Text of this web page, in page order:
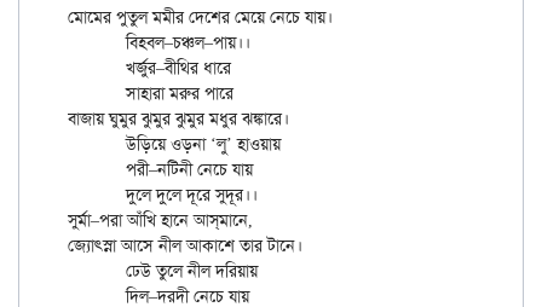
মোমের পুতুল মমীর দেশের মেয়ে নেচে যায়।
	বিহবল–চঞ্চল–পায়।।
	সাহারা মরুর পারে
বাজায় ঘুমুর ঝুমুর ঝুমুর মধুর ঝঙ্কারে।
	উড়িয়ে ওড়না ‘লু’ হাওয়ায়
	দুলে দুলে দূরে সুদূর।।
সুর্মা–পরা আঁখি হানে আস্‌মানে,
জ্যোৎস্না আসে নীল আকাশে তার টানে।
	দিল–দরদী নেচে যায়